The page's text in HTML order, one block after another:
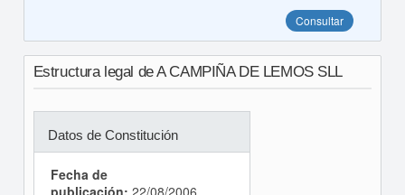
Consultar
Estructura legal de A CAMPIÑA DE LEMOS SLL
Datos de Constitución
Fecha de